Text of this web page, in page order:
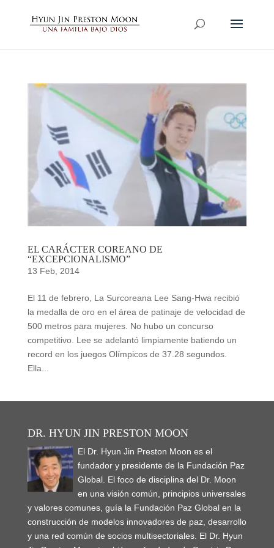
EL CARÁCTER COREANO DE
“EXCEPCIONALISMO”
13 Feb, 2014
El 11 de febrero, La Surcoreana Lee Sang-Hwa recibió
la medalla de oro en el área de patinaje de velocidad de
500 metros para mujeres. No hubo un concurso
competitivo. Lee se adelantó limpiamente batiendo un
record en los juegos Olímpicos de 37.28 segundos.
Ella...
DR. HYUN JIN PRESTON MOON
El Dr. Hyun Jin Preston Moon es el
fundador y presidente de la Fundación Paz
Global. El foco de disciplina del Dr. Moon
en una visión común, principios universales
y valores comunes, guía la Fundación Paz Global en la
construcción de modelos innovadores de paz, desarrollo
y una red común de socios multisectoriales. El Dr. Hyun